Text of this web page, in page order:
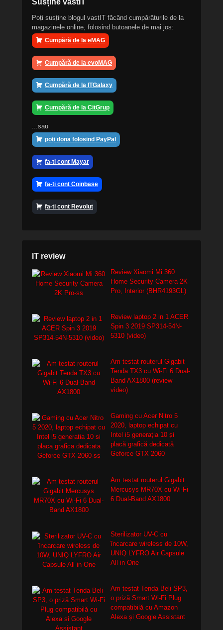
Susține vastIT
Poți susține blogul vastIT făcând cumpărăturile de la
magazinele online, folosind butoanele de mai jos:
Cumpără de la eMAG
Cumpără de la evoMAG
Cumpără de la ITGalaxy
Cumpără de la CitGrup
...sau
poți dona folosind PayPal
fa-ti cont Mayar
fa-ti cont Coinbase
fa-ti cont Revolut
IT review
Review Xiaomi Mi 360
Home Security Camera 2K
Pro, Interior (BHR4193GL)
Review laptop 2 in 1 ACER
Spin 3 2019 SP314-54N-
5310 (video)
Am testat routerul Gigabit
Tenda TX3 cu Wi-Fi 6 Dual-
Band AX1800 (review
video)
Gaming cu Acer Nitro 5
2020, laptop echipat cu
Intel i5 generația 10 și
placă grafică dedicată
Geforce GTX 2060
Am testat routerul Gigabit
Mercusys MR70X cu Wi-Fi
6 Dual-Band AX1800
Sterilizator UV-C cu
încarcare wireless de 10W,
UNIQ LYFRO Air Capsule
All in One
Am testat Tenda Beli SP3,
o priză Smart Wi-Fi Plug
compatibilă cu Amazon
Alexa și Google Assistant